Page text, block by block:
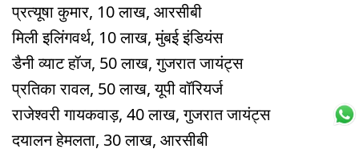
प्रत्यूषा कुमार, 10 लाख, आरसीबी
मिली इलिंगवर्थ, 10 लाख, मुंबई इंडियंस
डैनी व्याट हॉज, 50 लाख, गुजरात जायंट्स
प्रतिका रावल, 50 लाख, यूपी वॉरियर्ज
राजेश्वरी गायकवाड़, 40 लाख, गुजरात जायंट्स
दयालन हेमलता, 30 लाख, आरसीबी